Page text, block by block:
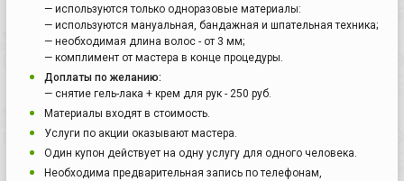
— используются только одноразовые материалы:
— используются мануальная, бандажная и шпательная техника;
— необходимая длина волос - от 3 мм;
— комплимент от мастера в конце процедуры.
Доплаты по желанию:
— снятие гель-лака + крем для рук - 250 руб.
Материалы входят в стоимость.
Услуги по акции оказывают мастера.
Один купон действует на одну услугу для одного человека.
Необходима предварительная запись по телефонам,